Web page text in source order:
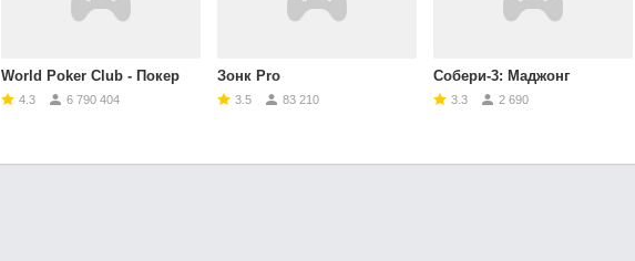
World Poker Club - Покер
4.3 6 790 404
Зонк Pro
3.5 83 210
Собери-3: Маджонг
3.3 2 690